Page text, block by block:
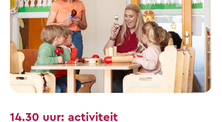
14.30 uur: activiteit